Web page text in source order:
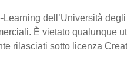
Learning dell’Università
È vietato qualunque
rilasciati sotto licenza